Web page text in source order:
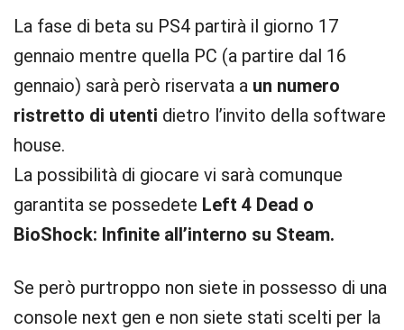
La fase di beta su PS4 partirà il giorno 17
gennaio mentre quella PC (a partire dal 16
gennaio) sarà però riservata a un numero
ristretto di utenti dietro l’invito della software
house.
La possibilità di giocare vi sarà comunque
garantita se possedete Left 4 Dead o
BioShock: Infinite all’interno su Steam.
Se però purtroppo non siete in possesso di una
console next gen e non siete stati scelti per la